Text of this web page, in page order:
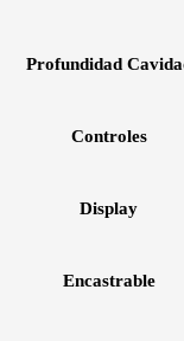
Profundidad
Controles
Display
Encastrable